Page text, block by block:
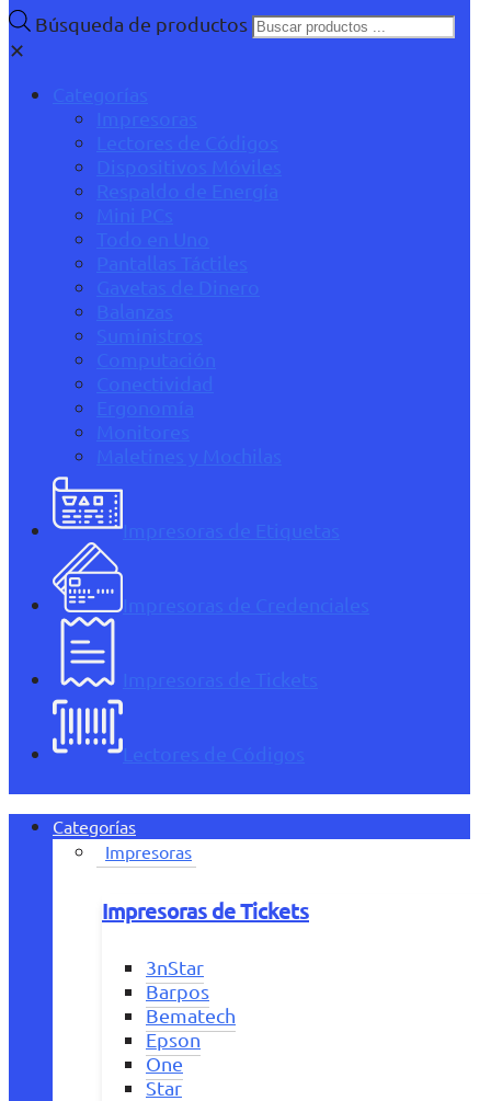
Búsqueda de productos
✕
Categorías
Impresoras
Lectores de Códigos
Dispositivos Móviles
Respaldo de Energía
Mini PCs
Todo en Uno
Pantallas Táctiles
Gavetas de Dinero
Balanzas
Suministros
Computación
Conectividad
Ergonomía
Monitores
Maletines y Mochilas
Impresoras de Etiquetas
Impresoras de Credenciales
Impresoras de Tickets
Lectores de Códigos
Categorías
Impresoras
Impresoras de Tickets
3nStar
Barpos
Bematech
Epson
One
Star